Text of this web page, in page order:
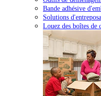
Bande adhésive
Solutions
Louez des boîtes de